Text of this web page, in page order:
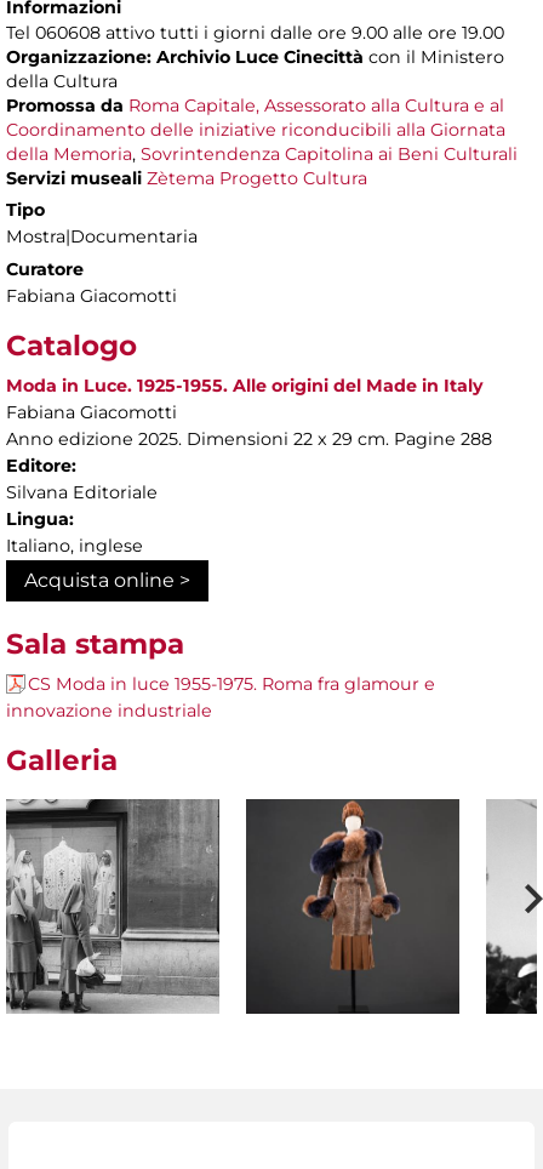
Informazioni
Tel 060608 attivo tutti i giorni dalle ore 9.00 alle ore 19.00
Organizzazione: Archivio Luce Cinecittà con il Ministero
della Cultura
Promossa da Roma Capitale, Assessorato alla Cultura e al
Coordinamento delle iniziative riconducibili alla Giornata
della Memoria, Sovrintendenza Capitolina ai Beni Culturali
Servizi museali Zètema Progetto Cultura
Tipo
Mostra|Documentaria
Curatore
Fabiana Giacomotti
Catalogo
Moda in Luce. 1925-1955. Alle origini del Made in Italy
Fabiana Giacomotti
Anno edizione 2025. Dimensioni 22 x 29 cm. Pagine 288
Editore:
Silvana Editoriale
Lingua:
Italiano, inglese
Acquista online >
Sala stampa
CS Moda in luce 1955-1975. Roma fra glamour e
innovazione industriale
Galleria